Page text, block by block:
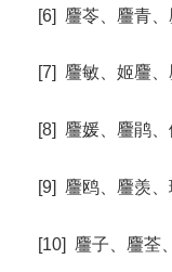
[6] 麠苓、麠青
[7] 麠敏、姬麠
[8] 麠媛、麠鹃
[9] 麠鸥、麠羡
[10] 麠子、麠荃